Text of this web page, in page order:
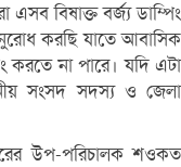
বিষাক্ত বর্জ্য ডাম্পিং
করছি যাতে আবাসিক
করতে না পারে। যদি এটা
সংসদ সদস্য ও জেলা
উপ-পরিচালক শওকত